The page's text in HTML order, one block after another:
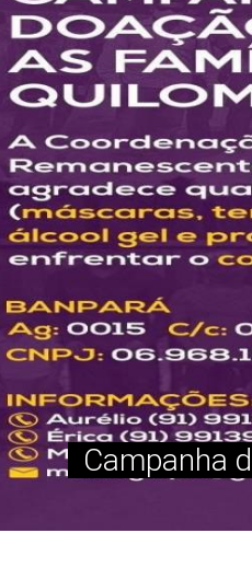
O Bom da Notícia -
Campanha arrecada
ESTADO DE